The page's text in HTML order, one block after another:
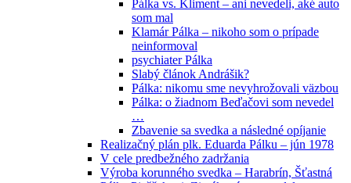
Pálka vs. Kliment – ani nevedeli, aké auto
som mal
Klamár Pálka – nikoho som o prípade
neinformoval
psychiater Pálka
Slabý článok Andrášik?
Pálka: nikomu sme nevyhrožovali väzbou
Pálka: o žiadnom Beďačovi som nevedel
…
Zbavenie sa svedka a následné opíjanie
Realizačný plán plk. Eduarda Pálku – jún 1978
V cele predbežného zadržania
Výroba korunného svedka – Harabrín, Šťastná